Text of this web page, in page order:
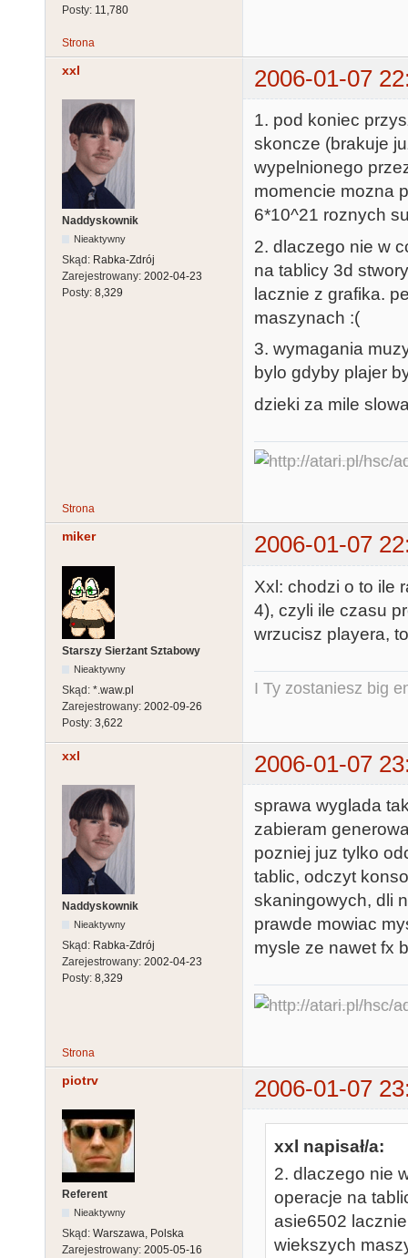
Posty: 11,780
Strona
xxl 2006-01-07
Naddyskownik
Nieaktywny
Skąd: Rabka-Zdrój
Zarejestrowany: 2002-04-23
Posty: 8,329
1. pod koniec
skoncze (brakuje
wypelnionego
momencie mozna
6*10^21 roznych
2. dlaczego nie w
na tablicy 3d
lacznie z grafika.
maszynach :(
3. wymagania
bylo gdyby plajer
dzieki za mile
Strona
miker 2006-01-07
Starszy Sierżant Sztabowy
Nieaktywny
Skąd: *.waw.pl
Zarejestrowany: 2002-09-26
Posty: 3,622
Xxl: chodzi o to ile
4), czyli ile czasu
wrzucisz playera,
I Ty zostaniesz big
xxl 2006-01-07
Naddyskownik
Nieaktywny
Skąd: Rabka-Zdrój
Zarejestrowany: 2002-04-23
Posty: 8,329
sprawa wyglada
zabieram
pozniej juz tylko
tablic, odczyt
skaningowych, dli
prawde mowiac
mysle ze nawet fx
Strona
piotrv 2006-01-07
Referent
Nieaktywny
Skąd: Warszawa, Polska
Zarejestrowany: 2005-05-16
xxl napisał/a:
2. dlaczego nie
operacje na
asie6502
wiekszych